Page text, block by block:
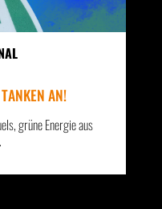
AN!
grüne Energie aus